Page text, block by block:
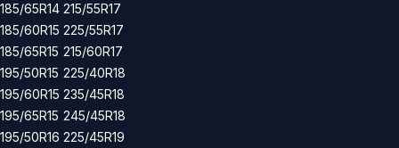
185/65R14
185/60R15
185/65R15
195/50R15
195/60R15
195/65R15
195/50R16
215/55R17
225/55R17
215/60R17
225/40R18
235/45R18
245/45R18
225/45R19